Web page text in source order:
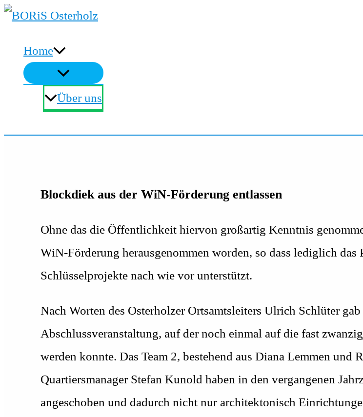
Zum
springen
Home
Über uns
Blockdiek aus der WiN-Förderung entlassen
Ohne das die Öffentlichkeit hiervon großartig Kenntnis
WiN-Förderung herausgenommen worden, so dass lediglich das
Schlüsselprojekte nach wie vor unterstützt.
Nach Worten des Osterholzer Ortsamtsleiters Ulrich Schlüter gab
Abschlussveranstaltung, auf der noch einmal auf die fast
werden konnte. Das Team 2, bestehend aus Diana Lemmen und
Quartiersmanager Stefan Kunold haben in den vergangenen
angeschoben und dadurch nicht nur architektonisch